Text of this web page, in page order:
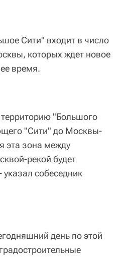
Сити" входит в число
которых ждет новое
время.
"Большого
"Сити" до Москвы-
эта зона между
рекой будет
указал собеседник
день по этой